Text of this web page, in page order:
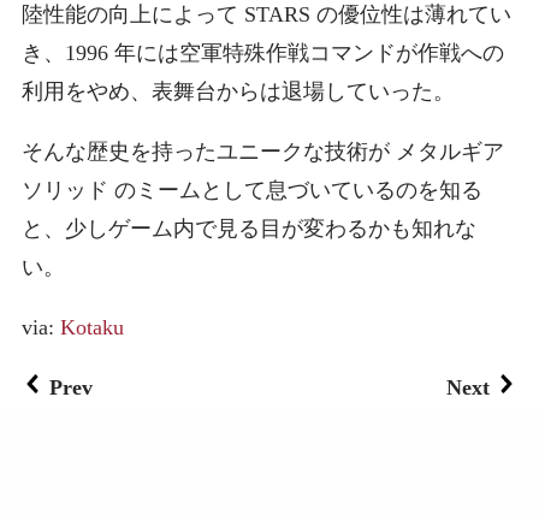
陸性能の向上によって STARS の優位性は薄れてい
き、1996 年には空軍特殊作戦コマンドが作戦への
利用をやめ、表舞台からは退場していった。
そんな歴史を持ったユニークな技術が メタルギア
ソリッド のミームとして息づいているのを知る
と、少しゲーム内で見る目が変わるかも知れな
い。
via: Kotaku
Prev Next